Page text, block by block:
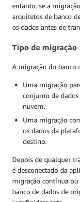
entanto, se a
arquitetos de banco
os dados antes de
Tipo de migração
A migração do banco
Uma migração
conjunto de
nuvem.
Uma migração
os dados da
destino.
Depois de qualquer
é desconectado da
migração contínua ou
banco de dados de